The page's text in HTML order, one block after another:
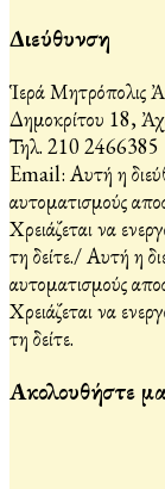
Διεύθυνση
Ἱερά Μητρόπολις
Δημοκρίτου 18,
Τηλ. 210 2466385
Email: Αυτή η
αυτοματισμούς
Χρειάζεται να
τη δείτε./Αυτή η
αυτοματισμούς
Χρειάζεται να
τη δείτε.
Ακολουθήστε